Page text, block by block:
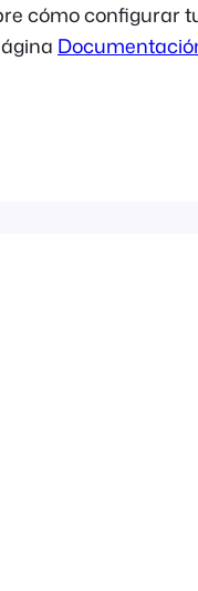
cómo configurar